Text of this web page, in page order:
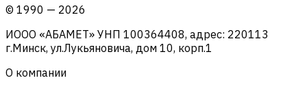
© 1990 — 2026
ИООО «АБАМЕТ» УНП 100364408, адрес: 220113
г.Минск, ул.Лукьяновича, дом 10, корп.1
О компании